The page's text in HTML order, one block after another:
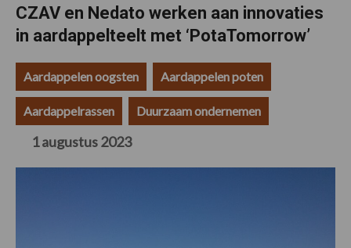
CZAV en Nedato werken aan innovaties
in aardappelteelt met ‘PotaTomorrow’
Aardappelen oogsten Aardappelen poten
Aardappelrassen Duurzaam ondernemen
1 augustus 2023